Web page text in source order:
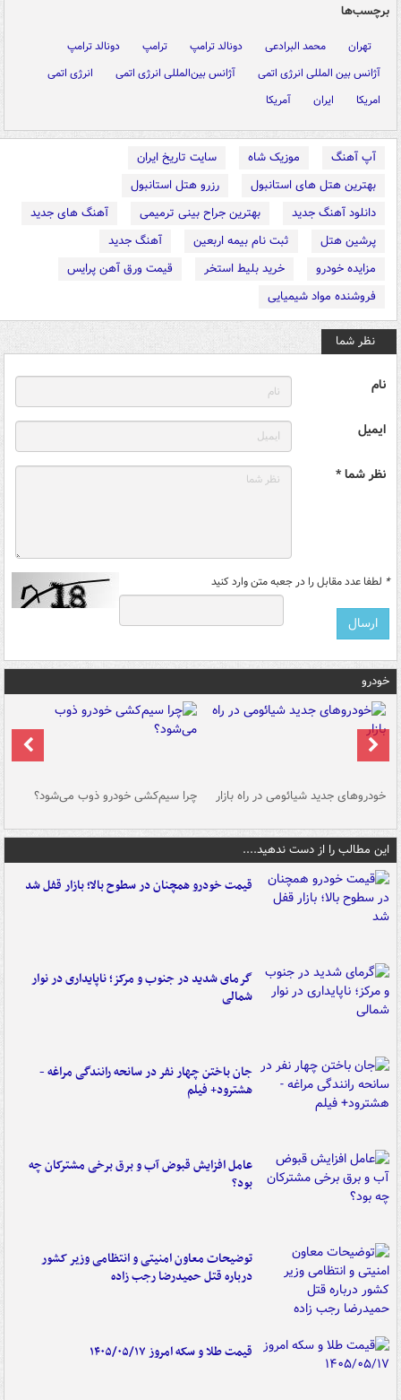
برچسب‌ها
تهران محمد البرادعی دونالد ترامپ ترامپ
دونالد ترامپ
آژانس بین المللی انرژی اتمی
آژانس بین‌المللی انرژی اتمی
انرژی اتمی
امریکا
ایران آمریکا
آپ آهنگ موزیک شاه
سایت تاریخ ایران
بهترین هتل های استانبول
رزرو هتل استانبول
دانلود آهنگ جدید
بهترین جراح بینی ترمیمی
آهنگ های جدید
پرشین هتل
ثبت نام بیمه اربعین
آهنگ جدید
مزایده خودرو
خرید بلیط استخر
قیمت ورق آهن پرایس
فروشنده مواد شیمیایی
نظر شما
نام
ایمیل
نظر شما *
* لطفا عدد مقابل را در جعبه متن وارد کنید
خودرو
خودروهای جدید شیائومی در راه بازار چرا سیم‌کشی خودرو ذوب می‌شود؟
این مطالب را از دست ندهید....
قیمت خودرو همچنان در سطوح بالا؛ بازار قفل شد
گرمای شدید در جنوب و مرکز؛ ناپایداری در نوار
شمالی
جان باختن چهار نفر در سانحه رانندگی مراغه -
هشترود+ فیلم
عامل افزایش قبوض آب و برق برخی مشترکان چه
بود؟
توضیحات معاون امنیتی و انتظامی وزیر کشور
درباره قتل حمیدرضا رجب زاده
قیمت طلا و سکه امروز ۱۴۰۵/۰۵/۱۷